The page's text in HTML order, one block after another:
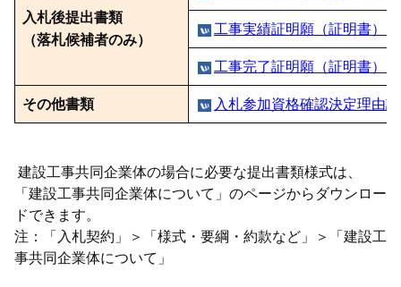
入札後提出書類
（落札候補者のみ）
工事実績証明願（証明書）
工事完了証明願（証明書）
その他書類 入札参加資格確認決定理由
建設工事共同企業体の場合に必要な提出書類様式は、
「建設工事共同企業体について」のページからダウンロー
ドできます。
注：「入札契約」＞「様式・要綱・約款など」＞「建設工
事共同企業体について」